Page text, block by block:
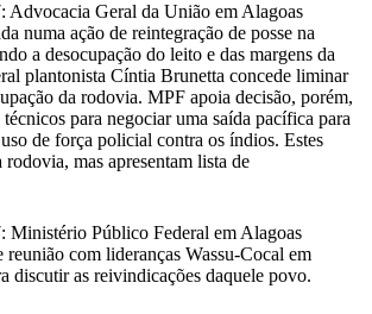
Advocacia Geral da União em Alagoas
numa ação de reintegração de posse na
a desocupação do leito e das margens da
plantonista Cíntia Brunetta concede liminar
da rodovia. MPF apoia decisão, porém,
para negociar uma saída pacífica para
de força policial contra os índios. Estes
rodovia, mas apresentam lista de
Ministério Público Federal em Alagoas
com lideranças Wassu-Cocal em
discutir as reivindicações daquele povo.